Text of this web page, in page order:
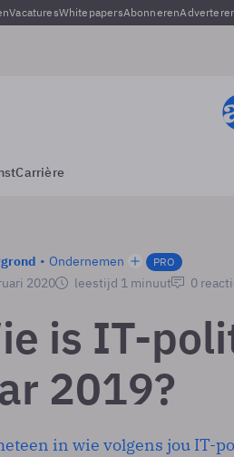
VacaturesWhitepapersAbonneren
Carrière
Ondernemen PRO
2020 leestijd 1 minuut 0
is IT-
2019?
in wie volgens jou IT-